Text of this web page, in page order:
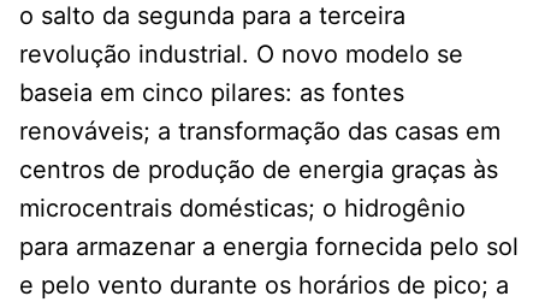
o salto da segunda para a terceira
revolução industrial. O novo modelo se
baseia em cinco pilares: as fontes
renováveis; a transformação das casas em
centros de produção de energia graças às
microcentrais domésticas; o hidrogênio
para armazenar a energia fornecida pelo sol
e pelo vento durante os horários de pico; a